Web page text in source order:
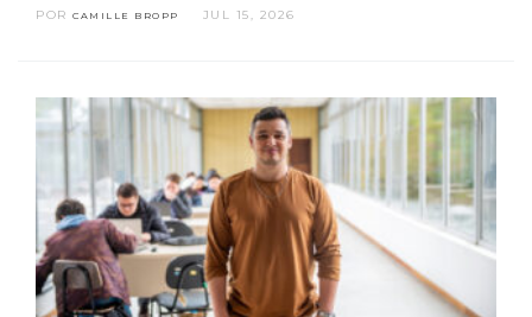
POR CAMILLE BROPP JUL 15, 2026